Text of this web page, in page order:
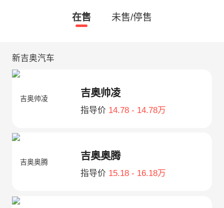
在售 未售/停售
新吉奥汽车
吉奥帅凌
指导价 14.78 - 14.78万
吉奥奥腾
指导价 15.18 - 16.18万